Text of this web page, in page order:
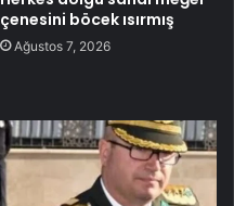
çenesini böcek ısırmış
Ağustos 7, 2026